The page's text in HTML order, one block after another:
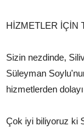
HİZMETLER İÇİN
Sizin nezdinde,
Süleyman
hizmetlerden
Çok iyi biliyoruz ki